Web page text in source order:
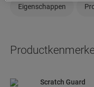
Eigenschappen
Scratch Guard